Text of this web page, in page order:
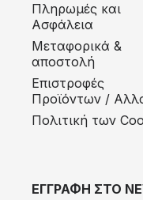
Πληρωμές και
Ασφάλεια
Μεταφορικά &
αποστολή
Eπιστροφές
Προϊόντων /
Πολιτική των
ΕΓΓΡΑΦΗ ΣΤΟ